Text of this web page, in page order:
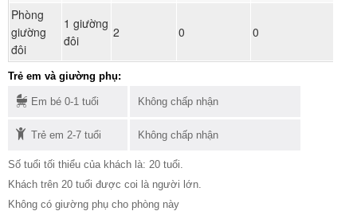
Phòng
giường
đôi
1 giường
đôi
2 0 0
Trẻ em và giường phụ:
Em bé 0-1 tuổi Không chấp nhận
Trẻ em 2-7 tuổi Không chấp nhận
Số tuổi tối thiểu của khách là: 20 tuổi.
Khách trên 20 tuổi được coi là người lớn.
Không có giường phụ cho phòng này